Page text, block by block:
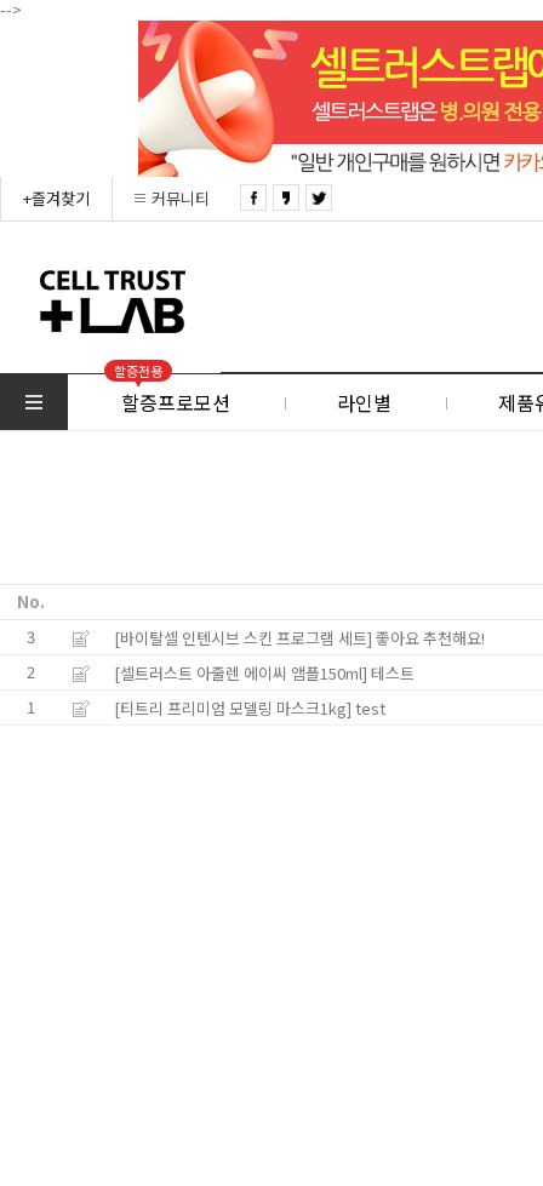
-->
+즐겨찾기 커뮤니티
할증전용
할증프로모션 라인별 제품
No.
3
[바이탈셀 인텐시브 스킨 프로그램 세트] 좋아요 추천해요!
2
[셀트러스트 아줄렌 에이씨 앰플150ml] 테스트
1
[티트리 프리미엄 모델링 마스크1kg] test